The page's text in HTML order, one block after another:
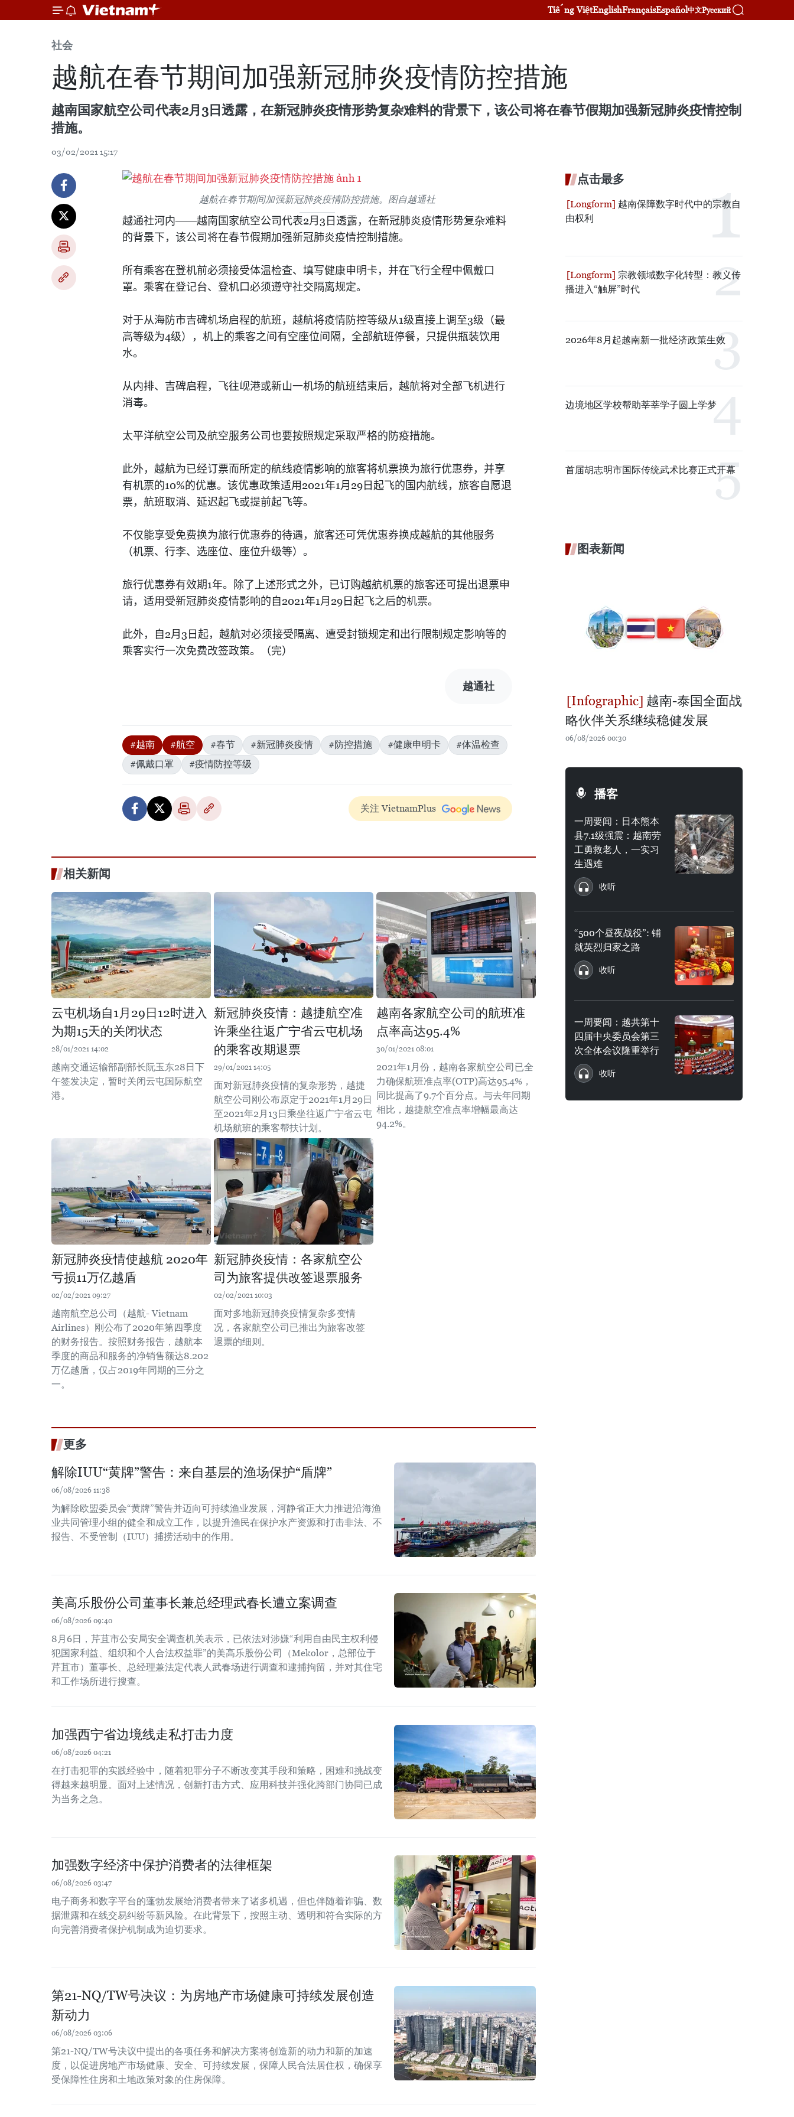
Tiếng ViệtEnglishFrançaisEspañol中文Русский
社会
越航在春节期间加强新冠肺炎疫情防控措施
越南国家航空公司代表2月3日透露，在新冠肺炎疫情形势复杂难料的背景下，该公司将在春节假期加强新冠肺炎疫情控制
措施。
03/02/2021 15:17
越航在春节期间加强新冠肺炎疫情防控措施。图自越通社
越通社河内——越南国家航空公司代表2月 3 日透露，在新冠肺炎疫情形势复杂难料
的背景下，该公司将在春节假期加强新冠肺炎疫情控制措施。
所有乘客在登机前必须接受体温检查、填写健康申明卡，并在飞行全程中佩戴口
罩。乘客在登记台、登机口必须遵守社交隔离规定。
对于从海防市吉碑机场启程的航班，越航将疫情防控等级从1级直接上调至3级（最
高等级为4级），机上的乘客之间有空座位间隔，全部航班停餐，只提供瓶装饮用
水。
从内排、吉碑启程，飞往岘港或新山一机场的航班结束后，越航将对全部飞机进行
消毒。
太平洋航空公司及航空服务公司也要按照规定采取严格的防疫措施。
此外，越航为已经订票而所定的航线疫情影响的旅客将机票换为旅行优惠券，并享
有机票的10%的优惠。该优惠政策适用 2021年1月 29 日起飞的国内航线，旅客自愿退
票，航班取消、延迟起飞或提前起飞等。
不仅能享受免费换为旅行优惠券的待遇，旅客还可凭优惠券换成越航的其他服务
（机票、行李、选座位、座位升级等）。
旅行优惠券有效期1年。除了上述形式之外，已订购越航机票的旅客还可提出退票申
请，适用受新冠肺炎疫情影响的自 2021年1月 29 日起飞之后的机票。
此外，自 2月 3 日起，越航对必须接受隔离、遭受封锁规定和出行限制规定影响等的
乘客实行一次免费改签政策。（完）
越通社
#越南 #航空 #春节 #新冠肺炎疫情 #防控措施 #健康申明卡
#体温检查
#佩戴口罩
#疫情防控等级
关注 VietnamPlus
相关新闻
云屯机场自1月29日12时进入
为期15天的关闭状态
28/01/2021 14:02
越南交通运输部副部长阮玉东28日下
午签发决定，暂时关闭云屯国际航空
港。
新冠肺炎疫情：越捷航空准
许乘坐往返广宁省云屯机场
的乘客改期退票
29/01/2021 14:05
面对新冠肺炎疫情的复杂形势，越捷
航空公司刚公布原定于2021年1月29日
至2021年2月13日乘坐往返广宁省云屯
机场航班的乘客帮扶计划。
越南各家航空公司的航班准
点率高达95.4%
30/01/2021 08:01
2021年1月份，越南各家航空公司已全
力确保航班准点率(OTP)高达95.4%，
同比提高了9.7个百分点。与去年同期
相比，越捷航空准点率增幅最高达
94.2%。
新冠肺炎疫情使越航 2020年
亏损11万亿越盾
02/02/2021 09:27
越南航空总公司（越航- Vietnam
Airlines）刚公布了2020年第四季度
的财务报告。按照财务报告，越航本
季度的商品和服务的净销售额达8.202
万亿越盾，仅占2019年同期的三分之
一。
新冠肺炎疫情：各家航空公
司为旅客提供改签退票服务
02/02/2021 10:03
面对多地新冠肺炎疫情复杂多变情
况，各家航空公司已推出为旅客改签
退票的细则。
更多
解除IUU“黄牌”警告：来自基层的渔场保护“盾牌”
06/08/2026 11:38
为解除欧盟委员会“黄牌”警告并迈向可持续渔业发展，河静省正大力推进沿海渔
业共同管理小组的健全和成立工作，以提升渔民在保护水产资源和打击非法、不
报告、不受管制（IUU）捕捞活动中的作用。
美高乐股份公司董事长兼总经理武春长遭立案调查
06/08/2026 09:40
8月6日，芹苴市公安局安全调查机关表示，已依法对涉嫌“利用自由民主权利侵
犯国家利益、组织和个人合法权益罪”的美高乐股份公司（Mekolor，总部位于
芹苴市）董事长、总经理兼法定代表人武春场进行调查和逮捕拘留，并对其住宅
和工作场所进行搜查。
加强西宁省边境线走私打击力度
06/08/2026 04:21
在打击犯罪的实践经验中，随着犯罪分子不断改变其手段和策略，困难和挑战变
得越来越明显。面对上述情况，创新打击方式、应用科技并强化跨部门协同已成
为当务之急。
加强数字经济中保护消费者的法律框架
06/08/2026 03:47
电子商务和数字平台的蓬勃发展给消费者带来了诸多机遇，但也伴随着诈骗、数
据泄露和在线交易纠纷等新风险。在此背景下，按照主动、透明和符合实际的方
向完善消费者保护机制成为迫切要求。
第21-NQ/TW号决议：为房地产市场健康可持续发展创造
新动力
06/08/2026 03:06
第21-NQ/TW号决议中提出的各项任务和解决方案将创造新的动力和新的加速
度，以促进房地产市场健康、安全、可持续发展，保障人民合法居住权，确保享
受保障性住房和土地政策对象的住房保障。
点击最多
越南保障数字时代中的宗教自
由权利
宗教领域数字化转型：教义传
播进入“触屏”时代
2026年8月起越南新一批经济政策生效
边境地区学校帮助莘莘学子圆上学梦
首届胡志明市国际传统武术比赛正式开幕
图表新闻
越南-泰国全面战
略伙伴关系继续稳健发展
06/08/2026 00:30
播客
一周要闻：日本熊本
县7.1级强震：越南劳
工勇救老人，一实习
生遇难
收听
“500个昼夜战役”: 铺
就英烈归家之路
收听
一周要闻：越共第十
四届中央委员会第三
次全体会议隆重举行
收听